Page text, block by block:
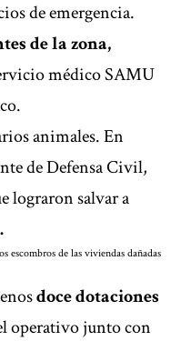
de emergencia.
de la zona,
médico SAMU
animales. En
de Defensa Civil,
lograron salvar a
escombros de las viviendas dañadas
doce dotaciones
operativo junto con